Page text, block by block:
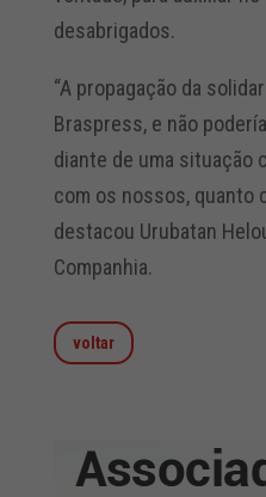
desabrigados.
“A propagação da
Braspress, e não
diante de uma situação
com os nossos, quanto
destacou Urubatan
Companhia.
voltar